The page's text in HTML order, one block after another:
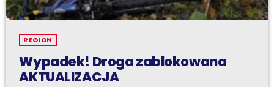
REGION
Wypadek! Droga zablokowana
AKTUALIZACJA